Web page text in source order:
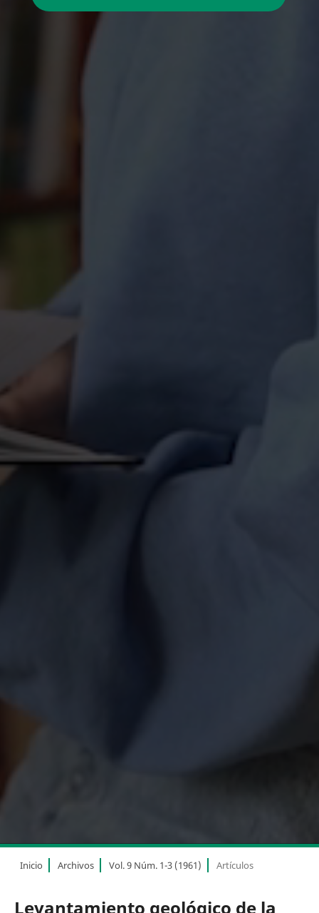
Inicio Archivos Vol. 9 Núm. 1-3 (1961) Artículos
Levantamiento geológico de la